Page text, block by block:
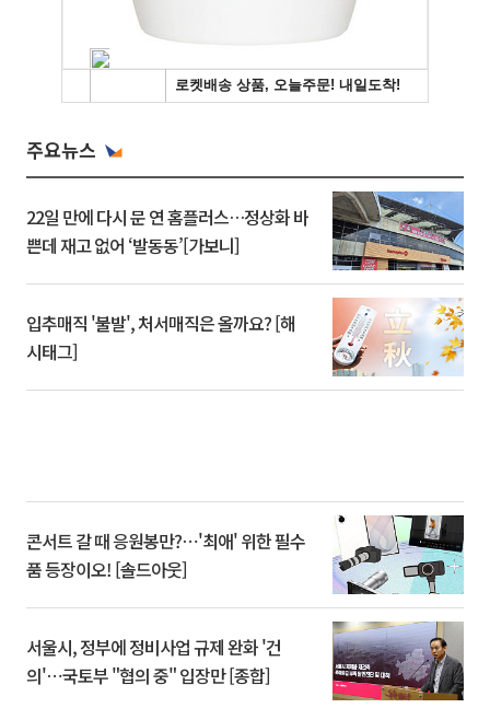
주요뉴스
22일 만에 다시 문 연 홈플러스…정상화 바
쁜데 재고 없어 ‘발동동’[가보니]
입추매직 '불발', 처서매직은 올까요? [해
시태그]
콘서트 갈 때 응원봉만?⋯'최애' 위한 필수
품 등장이오! [솔드아웃]
서울시, 정부에 정비사업 규제 완화 '건
의'⋯국토부 "협의 중" 입장만 [종합]